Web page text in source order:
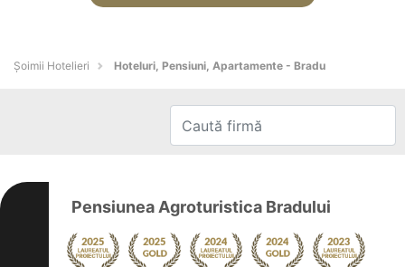
Șoimii Hotelieri Hoteluri, Pensiuni, Apartamente - Bradu
Pensiunea Agroturistica Bradului